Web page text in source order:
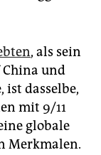
, als sein
China und
ist dasselbe,
mit 9/11
globale
Merkmalen.